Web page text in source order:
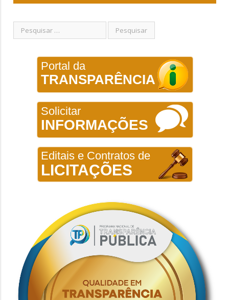
Portal da
TRANSPARÊNCIA
Solicitar
INFORMAÇÕES
Editais e Contratos de
LICITAÇÕES